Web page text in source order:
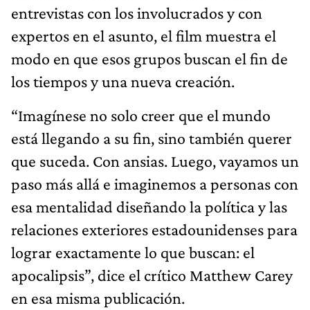
entrevistas con los involucrados y con
expertos en el asunto, el film muestra el
modo en que esos grupos buscan el fin de
los tiempos y una nueva creación.
“Imagínese no solo creer que el mundo
está llegando a su fin, sino también querer
que suceda. Con ansias. Luego, vayamos un
paso más allá e imaginemos a personas con
esa mentalidad diseñando la política y las
relaciones exteriores estadounidenses para
lograr exactamente lo que buscan: el
apocalipsis”, dice el crítico Matthew Carey
en esa misma publicación.